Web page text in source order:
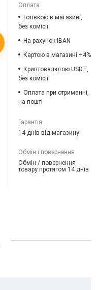
Оплата
Готівкою в магазині,
без комісії
На рахунок IBAN
Картою в магазині +4%
Криптовалютою USDT,
без комісії
Оплата при отриманні,
на пошті
Гарантія
14 днів від магазину
Обмін і повернення
Обмін / повернення
товару протягом 14 днів